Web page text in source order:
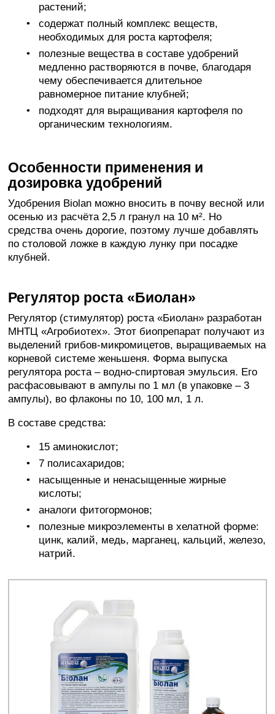
растений;
содержат полный комплекс веществ,
необходимых для роста картофеля;
полезные вещества в составе удобрений
медленно растворяются в почве, благодаря
чему обеспечивается длительное
равномерное питание клубней;
подходят для выращивания картофеля по
органическим технологиям.
Особенности применения и
дозировка удобрений
Удобрения Biolan можно вносить в почву весной или
осенью из расчёта 2,5 л гранул на 10 м². Но
средства очень дорогие, поэтому лучше добавлять
по столовой ложке в каждую лунку при посадке
клубней.
Регулятор роста «Биолан»
Регулятор (стимулятор) роста «Биолан» разработан
МНТЦ «Агробиотех». Этот биопрепарат получают из
выделений грибов-микромицетов, выращиваемых на
корневой системе женьшеня. Форма выпуска
регулятора роста – водно-спиртовая эмульсия. Его
расфасовывают в ампулы по 1 мл (в упаковке – 3
ампулы), во флаконы по 10, 100 мл, 1 л.
В составе средства:
15 аминокислот;
7 полисахаридов;
насыщенные и ненасыщенные жирные
кислоты;
аналоги фитогормонов;
полезные микроэлементы в хелатной форме:
цинк, калий, медь, марганец, кальций, железо,
натрий.